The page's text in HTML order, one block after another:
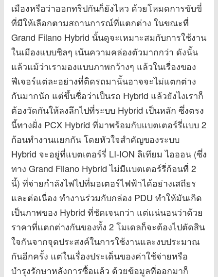
เมืองหรือว่าออกทริปกันก็ยังไหว ด้วยโหมดการขับขี่
ที่มีให้เลือกตามสถานการณ์ที่แตกต่าง ในขณะที่
Grand Filano Hybrid นั้นดูจะเหมาะสมกับการใช้งาน
ในเมืองแบบชิลๆ เน้นความคล่องตัวมากกว่า ดังนั้น
แล้วแม้ว่าเรามองแบบภาพกว้างๆ แล้วในเรื่องของ
ฟีเจอร์แต่ละอย่างที่ติดรถมานั้นอาจจะไม่แตกต่าง
กันมากนัก แต่ขึ้นชื่อว่าเป็นรถ Hybrid แล้วยังไงเราก็
ต้องวัดกันให้ลงลึกไปที่ระบบ Hybrid เป็นหลัก ซึ่งตรง
นี้ทางฝั่ง PCX Hybrid ที่มาพร้อมกับแบตเตอร์รี่แบบ 2
ก้อนทำงานแยกกัน โดยหัวใจสำคัญของระบบ
Hybrid จะอยู่ที่แบตเตอร์รี่ LI-ION ลิเทียม ไอออน (ซึ่ง
ทาง Grand Filano Hybrid ไม่มีแบตเตอร์รี่ก้อนที่ 2
นี้) ที่จ่ายกำลังไฟไปที่มอเตอร์ไฟฟ้าได้อย่างเสถียร
และต่อเนื่อง ทำงานร่วมกับกล่อง PDU ทำให้มันเกิด
เป็นภาพของ Hybrid ที่ชัดเจนกว่า แต่แน่นอนว่าด้วย
ราคาที่แตกต่างกันของทั้ง 2 โมเดลก็จะต้องไปตัดสิน
ใจกันจากจุดประสงค์ในการใช้งานและงบประมาณ
กันอีกครั้ง แต่ในเรื่องประเด็นของค่าใช้จ่ายหรือ
บำรุงรักษาหลังการซื้อแล้ว ด้วยข้อมูลที่ออกมาก็